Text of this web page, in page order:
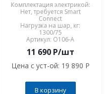
Комплектация электрикой:
Нет, требуется Smart
Connect
Нагрузка на шар, кг:
1300/75
Артикул: O106-A
11 690P/шт
Цена с уст-ой: 19 890 P
В корзину